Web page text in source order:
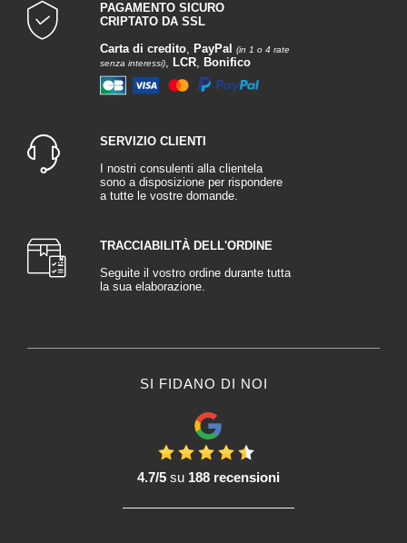
PAGAMENTO SICURO
CRIPTATO DA SSL
Carta di credito, PayPal
(in 1 o 4 rate
senza interessi), LCR, Bonifico
SERVIZIO CLIENTI
I nostri consulenti alla clientela
sono a disposizione per rispondere
a tutte le vostre domande.
TRACCIABILITÀ DELL'ORDINE
Seguite il vostro ordine durante tutta
la sua elaborazione.
SI FIDANO DI NOI
4.7/5su 188 recensioni